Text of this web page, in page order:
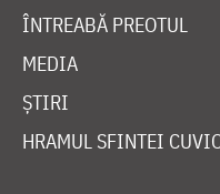
ÎNTREABĂ PREOTUL
MEDIA
ȘTIRI
HRAMUL SFINTEI